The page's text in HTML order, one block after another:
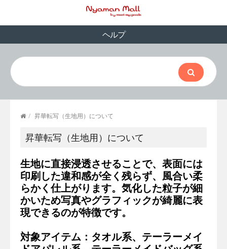
ヘルプ
/ 昇華転写（生地用）について
昇華転写（生地用）について
生地に直接浸透させることで、表面には
印刷した違和感が全く残らず、風合い柔
らかく仕上がります。気化した粒子が細
かいため写真やグラフィックが綺麗に表
現できるのが特徴です。
対象アイテム：タオル系、テーラーメイ